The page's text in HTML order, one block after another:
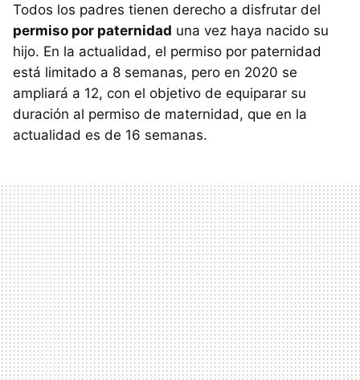
Todos los padres tienen derecho a disfrutar del
permiso por paternidad una vez haya nacido su
hijo. En la actualidad, el permiso por paternidad
está limitado a 8 semanas, pero en 2020 se
ampliará a 12, con el objetivo de equiparar su
duración al permiso de maternidad, que en la
actualidad es de 16 semanas.